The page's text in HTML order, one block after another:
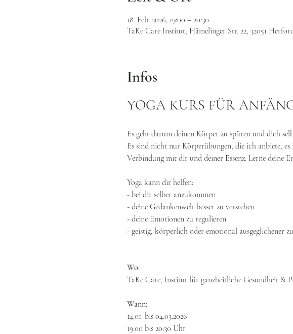
18. Feb. 2026, 19:00 – 20:30
TaKe Care Institut, Hämelinger Str. 22, 32051
Infos
YOGA KURS FÜR
Es geht darum deinen Körper zu spüren und dich
Es sind nicht nur Körperübungen, die ich anbiete,
Verbindung mit dir und deiner Essenz. Lerne deine
Yoga kann dir helfen:
- bei dir selber anzukommen
- deine Gedankenwelt besser zu verstehen
- deine Emotionen zu regulieren
- geistig, körperlich oder emotional ausgeglichener
Wo:
TaKe Care, Institut für ganzheitliche Gesundheit &
Wann:
14.01. bis 04.03.2026
19:00 bis 20:30 Uhr